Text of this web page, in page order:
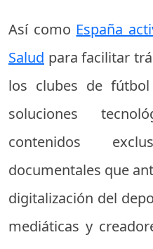
Así como España
Salud para facilitar
los clubes de
soluciones
contenidos
documentales que
digitalización del
mediáticas y